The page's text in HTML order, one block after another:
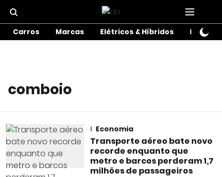
Carros Marcas Elétricos & Híbridos Motos
comboio
Economia
Transporte aéreo bate novo
recorde enquanto que
metro e barcos perderam 1,7
milhões de passageiros